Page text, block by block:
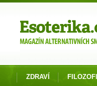
ZDRAVÍ